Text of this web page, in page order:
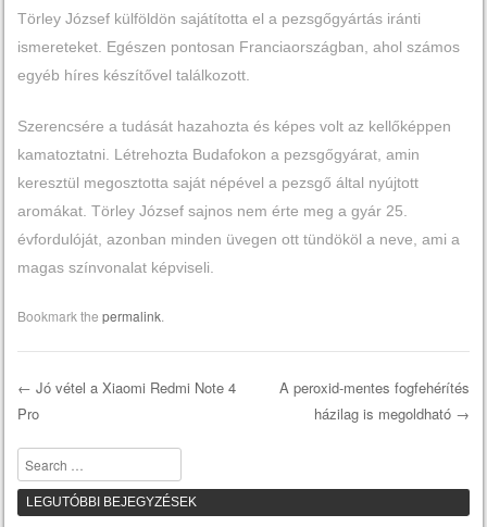
Törley József külföldön sajátította el a pezsgőgyártás iránti
ismereteket. Egészen pontosan Franciaországban, ahol számos
egyéb híres készítővel találkozott.
Szerencsére a tudását hazahozta és képes volt az kellőképpen
kamatoztatni. Létrehozta Budafokon a pezsgőgyárat, amin
keresztül megosztotta saját népével a pezsgő által nyújtott
aromákat. Törley József sajnos nem érte meg a gyár 25.
évfordulóját, azonban minden üvegen ott tündököl a neve, ami a
magas színvonalat képviseli.
Bookmark the permalink.
Post navigation
← Jó vétel a Xiaomi Redmi Note 4
Pro
A peroxid-mentes fogfehérítés
házilag is megoldható →
Search
LEGUTÓBBI BEJEGYZÉSEK